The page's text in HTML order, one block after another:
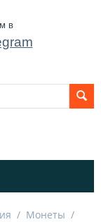
в
/ Монеты /